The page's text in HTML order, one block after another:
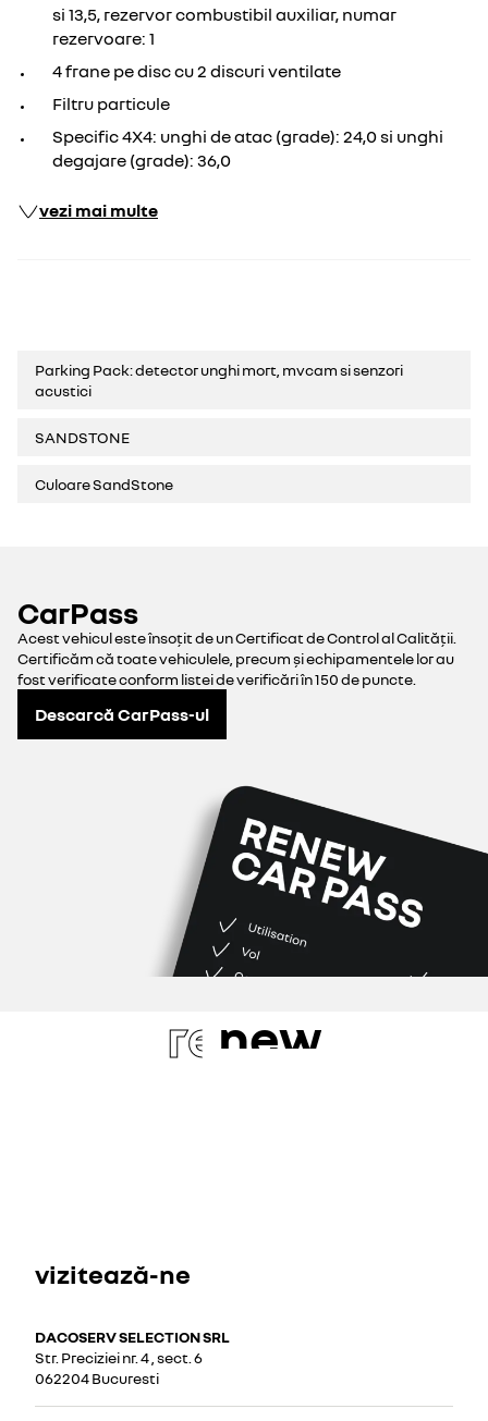
si 13,5, rezervor combustibil auxiliar, numar
rezervoare: 1
4 frane pe disc cu 2 discuri ventilate
Filtru particule
Specific 4X4: unghi de atac (grade): 24,0 si unghi
degajare (grade): 36,0
vezi mai multe
Parking Pack: detector unghi mort, mvcam si senzori
acustici
SANDSTONE
Culoare SandStone
CarPass
Acest vehicul este însoțit de un Certificat de Control al Calității.
Certificăm că toate vehiculele, precum și echipamentele lor au
fost verificate conform listei de verificări în 150 de puncte.
Descarcă CarPass-ul
re new
vizitează-ne
DACOSERV SELECTION SRL
Str. Preciziei nr. 4 , sect. 6
062204 Bucuresti